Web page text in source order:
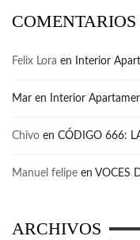
Felix Lora en Interior
Mar en Interior
Chivo en CÓDIGO 666:
Manuel felipe en VOCES
ARCHIVOS